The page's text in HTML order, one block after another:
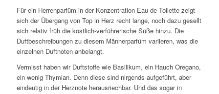
Für ein Herrenparfüm in der Konzentration Eau de Toilette zeigt
sich der Übergang von Top in Herz recht lange, noch dazu gesellt
sich relativ früh die köstlich-verführerische Süße hinzu. Die
Duftbeschreibungen zu diesem Männerparfüm variieren, was die
einzelnen Duftnoten anbelangt.
Vermisst haben wir Duftstoffe wie Basilikum, ein Hauch Oregano,
ein wenig Thymian. Denn diese sind nirgends aufgeführt, aber
eindeutig in der Herznote herausriechbar. Und das sogar in